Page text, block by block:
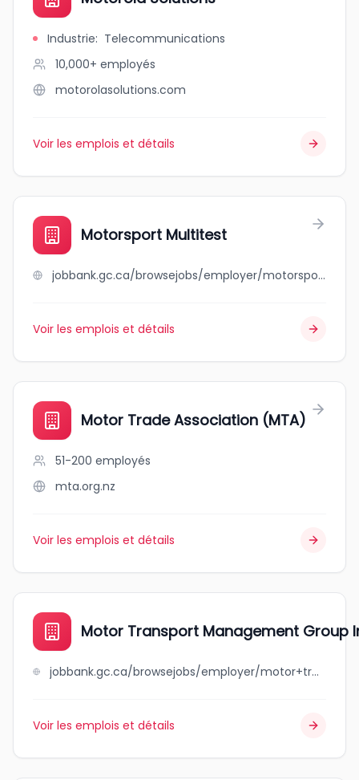
Industrie: Telecommunications
10,000+ employés
motorolasolutions.com
Voir les emplois et détails
Motorsport Multitest
jobbank.gc.ca/browsejobs/employer/motorsport+multitest/ca
Voir les emplois et détails
Motor Trade Association (MTA)
51-200 employés
mta.org.nz
Voir les emplois et détails
Motor Transport Management Group
jobbank.gc.ca/browsejobs/employer/motor+transport+management+group+inc./ca
Voir les emplois et détails